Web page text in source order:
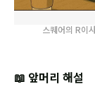
스퀘어의 R이
📖 앞머리 해설